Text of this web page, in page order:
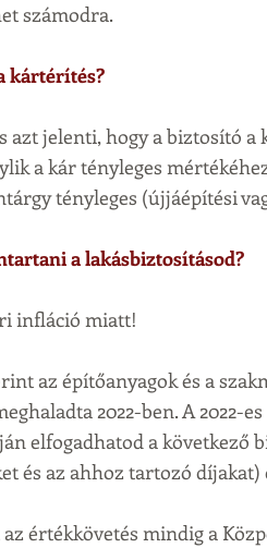
számodra.
kártérítés?
azt jelenti, hogy a biztosító
a kár tényleges
tényleges (újjáépítési
a lakásbiztosításod?
infláció miatt!
az építőanyagok és a
2022-ben. A 2022-
elfogadhatod a következő
és az ahhoz tartozó díjakat)
értékkövetés mindig a